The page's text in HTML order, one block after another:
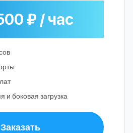
₽ / час
и боковая загрузка
Заказать